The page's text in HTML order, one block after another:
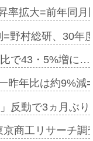
率拡大=前年同
=野村総研、30年
で43・5%増に…
昨年比は約9%
反動で3ヵ月ぶ
京商工リサーチ